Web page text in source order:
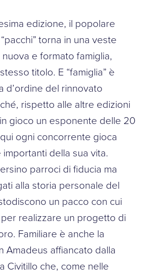
edizione, il popolare
torna in una veste
e formato famiglia,
titolo. E “famiglia” è
d’ordine del rinnovato
rispetto alle altre edizioni
gioco un esponente delle 20
ogni concorrente gioca
della sua vita.
parroci di fiducia ma
alla storia personale del
un pacco con cui
realizzare un progetto di
Familiare è anche la
Amadeus affiancato dalla
Civitillo che, come nelle